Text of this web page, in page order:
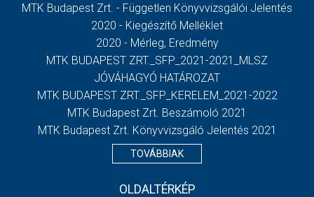
MTK Budapest Zrt. - Független Könyvvizsgálói Jelentés
2020 - Kiegészítő Melléklet
2020 - Mérleg, Eredmény
MTK BUDAPEST ZRT._SFP_2021-2021_MLSZ
JÓVÁHAGYÓ HATÁROZAT
MTK BUDAPEST ZRT._SFP_KERELEM_2021-2022
MTK Budapest Zrt. Beszámoló 2021
MTK Budapest Zrt. Könyvvizsgáló Jelentés 2021
TOVÁBBIAK
OLDALTÉRKÉP